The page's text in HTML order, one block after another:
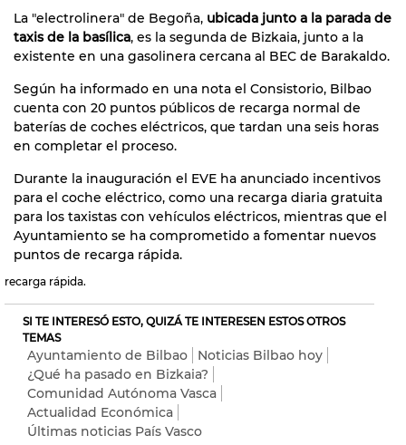
La "electrolinera" de Begoña, ubicada junto a la parada de
taxis de la basílica, es la segunda de Bizkaia, junto a la
existente en una gasolinera cercana al BEC de Barakaldo.
Según ha informado en una nota el Consistorio, Bilbao
cuenta con 20 puntos públicos de recarga normal de
baterías de coches eléctricos, que tardan una seis horas
en completar el proceso.
Durante la inauguración el EVE ha anunciado incentivos
para el coche eléctrico, como una recarga diaria gratuita
para los taxistas con vehículos eléctricos, mientras que el
Ayuntamiento se ha comprometido a fomentar nuevos
puntos de recarga rápida.
recarga rápida.
SI TE INTERESÓ ESTO, QUIZÁ TE INTERESEN ESTOS OTROS
TEMAS
Ayuntamiento de Bilbao
Noticias Bilbao hoy
¿Qué ha pasado en Bizkaia?
Comunidad Autónoma Vasca
Actualidad Económica
Últimas noticias País Vasco